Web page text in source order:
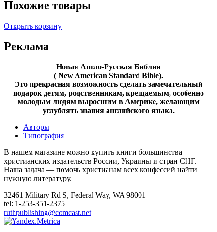
Похожие товары
Открыть корзину
Реклама
Новая Англо-Русская Библия
( New American Standard Bible).
Это прекрасная возможность cделать замечательный
подарок детям, родственникам, крещаемым, особенно
молодым людям выросшим в Америке, желающим
углублять знания английского языка.
Авторы
Типография
В нашем магазине можно купить книги большинства
христианских издательств России, Украины и стран СНГ.
Наша задача — помочь христианам всех конфессий найти
нужную литературу.
32461 Military Rd S, Federal Way, WA 98001
tel: 1-253-351-2375
ruthpublishing@comcast.net